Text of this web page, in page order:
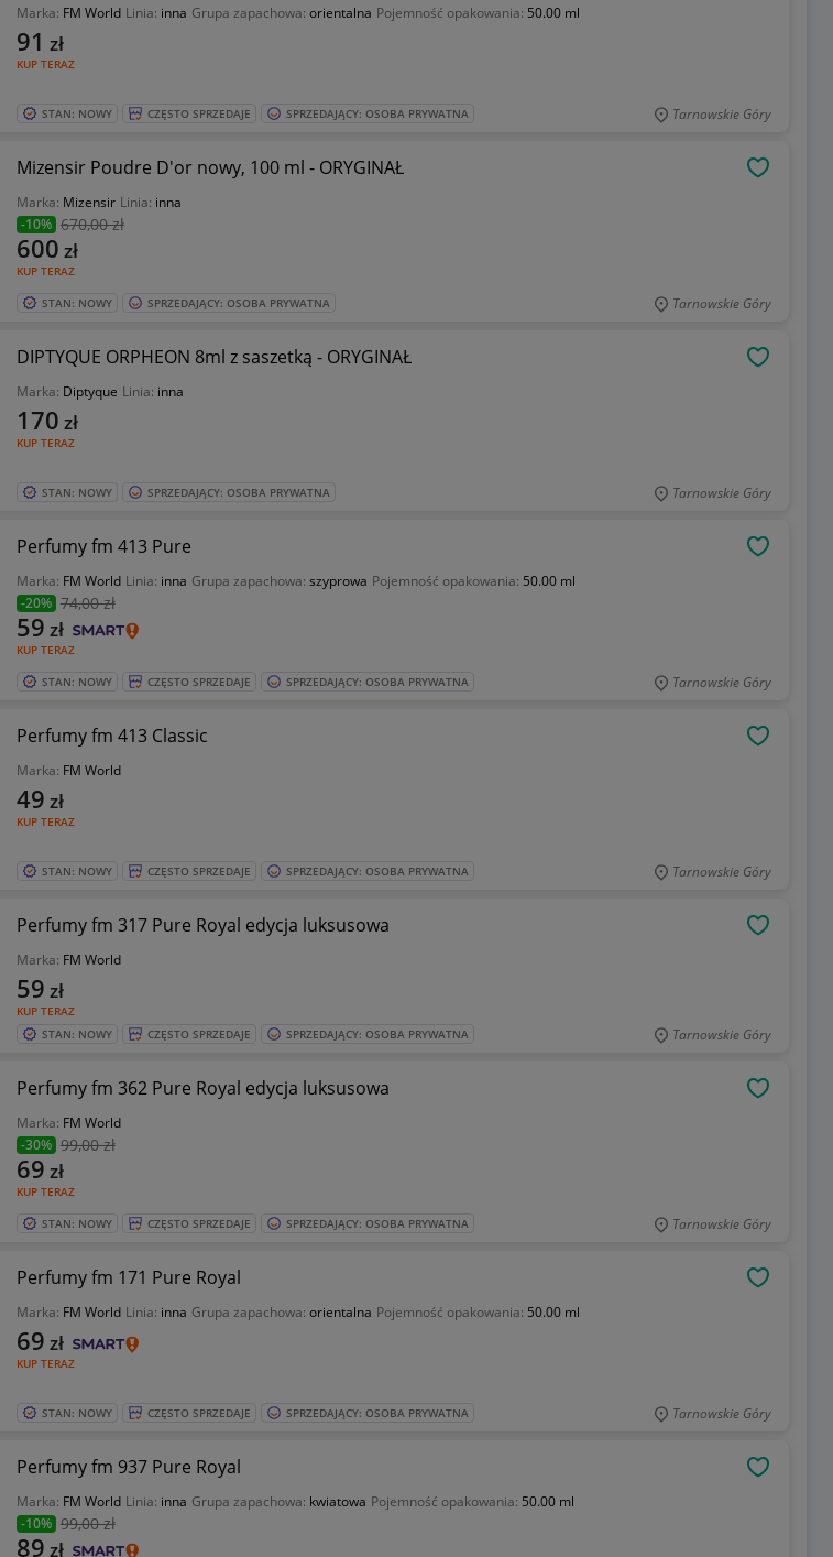
Marka: FM World Linia: inna Grupa zapachowa: orientalna Pojemność opakowania: 50.00 ml
KUP TERAZ
91 zł
STAN: NOWY CZĘSTO SPRZEDAJE SPRZEDAJĄCY: OSOBA PRYWATNA Tarnowskie Góry
Mizensir Poudre D'or nowy, 100 ml - ORYGINAŁ
Marka: Mizensir Linia: inna
-10% 670,00 zł
KUP TERAZ
600 zł
STAN: NOWY SPRZEDAJĄCY: OSOBA PRYWATNA Tarnowskie Góry
DIPTYQUE ORPHEON 8ml z saszetką - ORYGINAŁ
Marka: Diptyque Linia: inna
KUP TERAZ
170 zł
STAN: NOWY SPRZEDAJĄCY: OSOBA PRYWATNA Tarnowskie Góry
Perfumy fm 413 Pure
Marka: FM World Linia: inna Grupa zapachowa: szyprowa Pojemność opakowania: 50.00 ml
-20% 74,00 zł
KUP TERAZ
59 zł
STAN: NOWY CZĘSTO SPRZEDAJE SPRZEDAJĄCY: OSOBA PRYWATNA Tarnowskie Góry
Perfumy fm 413 Classic
Marka: FM World
KUP TERAZ
49 zł
STAN: NOWY CZĘSTO SPRZEDAJE SPRZEDAJĄCY: OSOBA PRYWATNA Tarnowskie Góry
Perfumy fm 317 Pure Royal edycja luksusowa
Marka: FM World
KUP TERAZ
59 zł
STAN: NOWY CZĘSTO SPRZEDAJE SPRZEDAJĄCY: OSOBA PRYWATNA Tarnowskie Góry
Perfumy fm 362 Pure Royal edycja luksusowa
Marka: FM World
-30% 99,00 zł
KUP TERAZ
69 zł
STAN: NOWY CZĘSTO SPRZEDAJE SPRZEDAJĄCY: OSOBA PRYWATNA Tarnowskie Góry
Perfumy fm 171 Pure Royal
Marka: FM World Linia: inna Grupa zapachowa: orientalna Pojemność opakowania: 50.00 ml
KUP TERAZ
69 zł
STAN: NOWY CZĘSTO SPRZEDAJE SPRZEDAJĄCY: OSOBA PRYWATNA Tarnowskie Góry
Perfumy fm 937 Pure Royal
Marka: FM World Linia: inna Grupa zapachowa: kwiatowa Pojemność opakowania: 50.00 ml
-10% 99,00 zł
89 zł